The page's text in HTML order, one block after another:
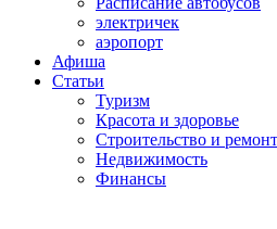
электричек
аэропорт
Афиша
Статьи
Туризм
Красота и здоровье
Строительство и ремонт
Недвижимость
Финансы